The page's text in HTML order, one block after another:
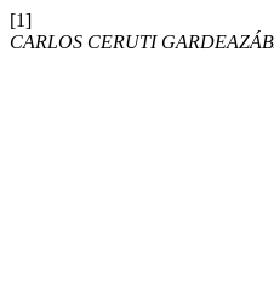
[1]
CARLOS CERUTI